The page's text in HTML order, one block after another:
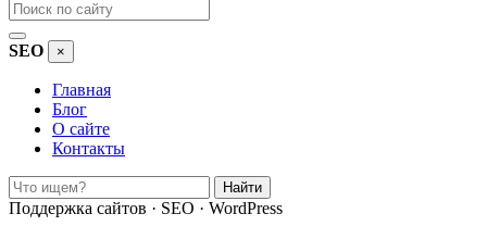
SEO ×
Главная
Блог
О сайте
Контакты
Поиск
Найти
Поддержка сайтов · SEO · WordPress